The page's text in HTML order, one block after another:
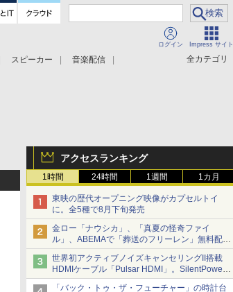
ログイン Impress サイト
全カテゴリ
スピーカー
音楽配信
アクセスランキング
1時間 24時間 1週間 1カ月
東映の歴代オープニング映像がカプセルトイ
に。全5種で8月下旬発売
金ロー「ナウシカ」、「真夏の怪奇ファイ
ル」、ABEMAで「葬送のフリーレン」無料配信
など。夏の特番・配信情報
世界初アクティブノイズキャンセリングII搭載
HDMIケーブル「Pulsar HDMI」。SilentPower
から
「バック・トゥ・ザ・フューチャー」の時計台